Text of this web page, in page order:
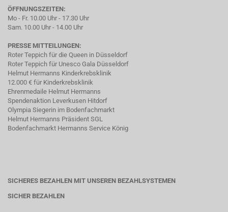
ÖFFNUNGSZEITEN:
Mo - Fr. 10.00 Uhr - 17.30 Uhr
Sam. 10.00 Uhr - 14.00 Uhr
PRESSE MITTEILUNGEN:
Roter Teppich für die Queen in Düsseldorf
Roter Teppich für Unesco Gala Düsseldorf
Helmut Hermanns Kinderkrebsklinik
12.000 € für Kinderkrebsklinik
Ehrenmedaile Helmut Hermanns
Spendenaktion Leverkusen Hitdorf
Olympia Siegerin im Bodenfachmarkt
Helmut Hermanns Präsident SGL
Bodenfachmarkt Hermanns Service König
SICHERES BEZAHLEN MIT UNSEREN BEZAHLSYSTEMEN
SICHER BEZAHLEN